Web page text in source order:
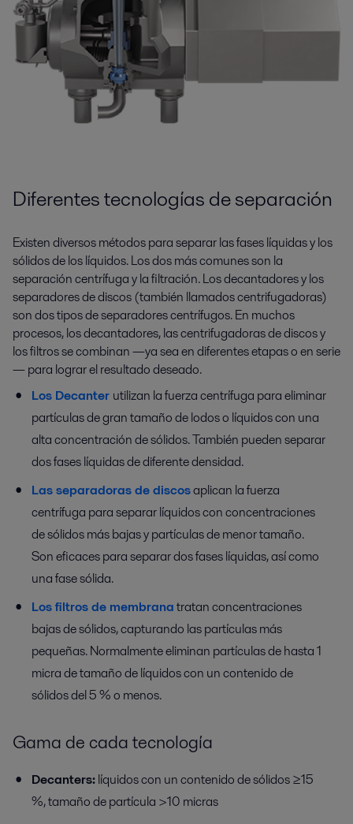
Diferentes tecnologías de separación
Existen diversos métodos para separar las fases líquidas y los
sólidos de los líquidos. Los dos más comunes son la
separación centrífuga y la filtración. Los decantadores y los
separadores de discos (también llamados centrifugadoras)
son dos tipos de separadores centrífugos. En muchos
procesos, los decantadores, las centrifugadoras de discos y
los filtros se combinan —ya sea en diferentes etapas o en serie
— para lograr el resultado deseado.
Los Decanter utilizan la fuerza centrífuga para eliminar
partículas de gran tamaño de lodos o líquidos con una
alta concentración de sólidos. También pueden separar
dos fases líquidas de diferente densidad.
Las separadoras de discosaplican la fuerza
centrífuga para separar líquidos con concentraciones
de sólidos más bajas y partículas de menor tamaño.
Son eficaces para separar dos fases líquidas, así como
una fase sólida.
Los filtros de membranatratan concentraciones
bajas de sólidos, capturando las partículas más
pequeñas. Normalmente eliminan partículas de hasta 1
micra de tamaño de líquidos con un contenido de
sólidos del 5 % o menos.
Gama de cada tecnología
Decanters:líquidos con un contenido de sólidos ≥15
%, tamaño de partícula >10 micras